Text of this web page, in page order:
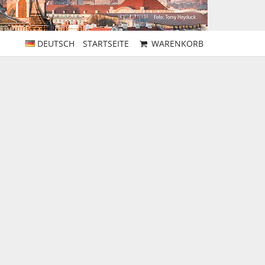
DEUTSCH STARTSEITE WARENKORB